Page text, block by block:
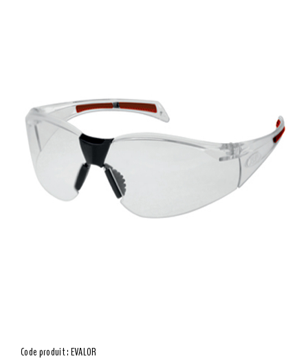
Code produit : EVALOR